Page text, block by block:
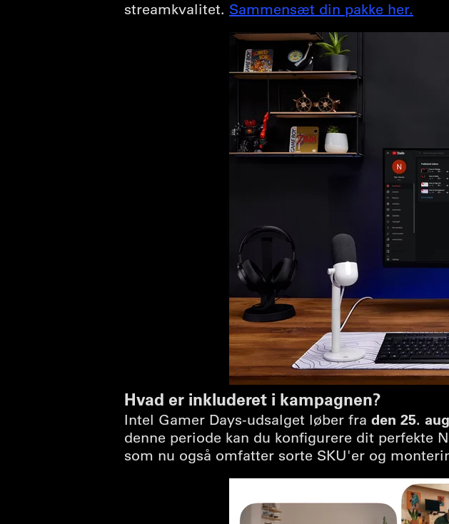
streamkvalitet. Sammensæt din pakke her.
Hvad er inkluderet i kampagnen?
Intel Gamer Days-udsalget løber fra den 25.
denne periode kan du konfigurere dit perfekte
som nu også omfatter sorte SKU'er og